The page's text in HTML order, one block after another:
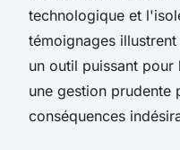
technologique et
témoignages
un outil puissant
une gestion prudente
conséquences